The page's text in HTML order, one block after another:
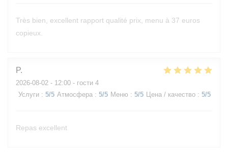
Très bien, excellent rapport qualité prix, menu à 37 euros
copieux.
P
2026-08-02 - 12:00 - гости 4
Услуги : 5/5 Атмосфера : 5/5 Меню : 5/5 Цена / качество : 5/5
Repas excellent